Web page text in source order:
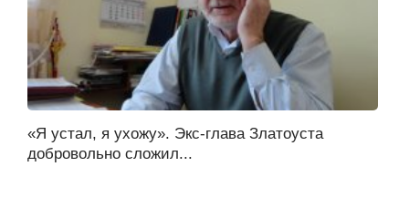
«Я устал, я ухожу». Экс-глава Златоуста
добровольно сложил...